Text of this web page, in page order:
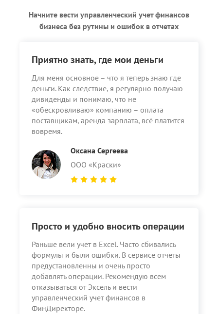
Начните вести управленческий учет финансов
бизнеса без рутины и ошибок в отчетах
Приятно знать, где мои деньги
Для меня основное – что я теперь знаю где
деньги. Как следствие, я регулярно получаю
дивиденды и понимаю, что не
«обескровливаю» компанию – оплата
поставщикам, аренда зарплата, всё платится
вовремя.
Оксана Сергеева
ООО «Краски»
Просто и удобно вносить операции
Раньше вели учет в Excel. Часто сбивались
формулы и были ошибки. В сервисе отчеты
предустановленны и очень просто
добавлять операции. Рекомендую всем
отказываться от Эксель и вести
управленческий учет финансов в
ФинДиректоре.